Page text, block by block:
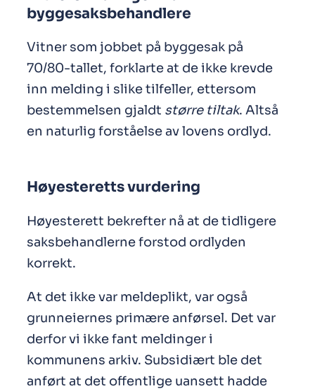
byggesaksbehandlere
Vitner som jobbet på byggesak på
70/80-tallet, forklarte at de ikke krevde
inn melding i slike tilfeller, ettersom
bestemmelsen gjaldt større tiltak. Altså
en naturlig forståelse av lovens ordlyd.
Høyesteretts vurdering
Høyesterett bekrefter nå at de tidligere
saksbehandlerne forstod ordlyden
korrekt.
At det ikke var meldeplikt, var også
grunneiernes primære anførsel. Det var
derfor vi ikke fant meldinger i
kommunens arkiv. Subsidiært ble det
anført at det offentlige uansett hadde